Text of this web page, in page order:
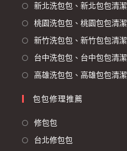
新北洗包包、新北包包清潔
桃園洗包包、桃園包包清潔
新竹洗包包、新竹包包清潔
台中洗包包、台中包包清潔
高雄洗包包、高雄包包清潔
包包修理推薦
修包包
台北修包包